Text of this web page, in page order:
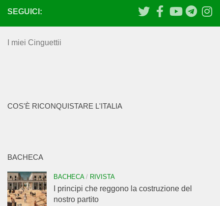
SEGUICI:
I miei Cinguettii
COS'È RICONQUISTARE L'ITALIA
BACHECA
BACHECA/ RIVISTA
I principi che reggono la costruzione del
nostro partito